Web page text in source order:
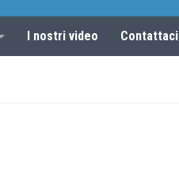
I nostri video Contattaci